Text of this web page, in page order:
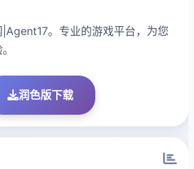
。专业的游戏平台，为您
润色版下载